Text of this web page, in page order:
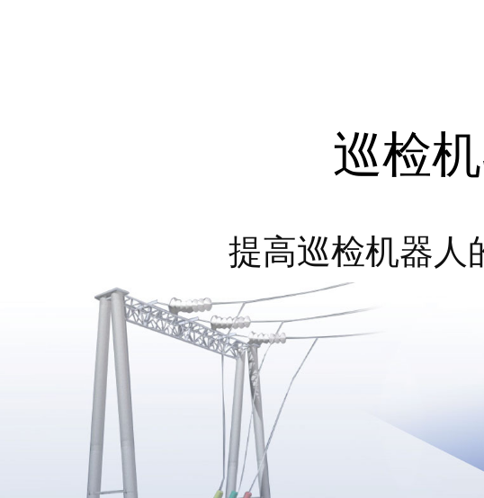
巡检
提高巡检机器人